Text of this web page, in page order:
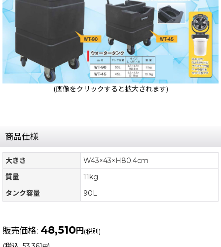
(画像をクリックすると拡大されます)
商品仕様
大きさ
W43×43×H80.4cm
質量
11kg
タンク容量
90L
販売価格: 48,510円(税別)